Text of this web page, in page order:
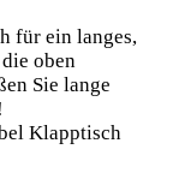
für ein langes,
oben
Sie lange